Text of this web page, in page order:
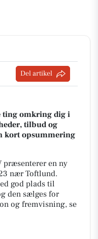
Del artikel
ting omkring dig i
tilbud og
kort opsummering
præsenterer en ny
nær Toftlund.
god plads til
den sælges for
og fremvisning, se